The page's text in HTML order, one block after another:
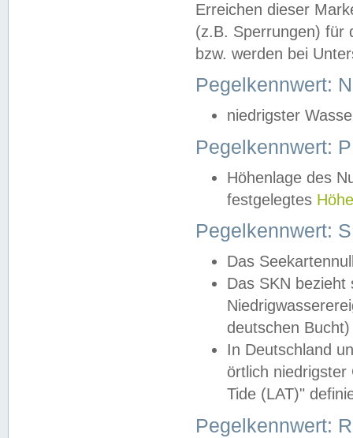
Erreichen dieser
(z.B. Sperrungen) für
bzw. werden bei
Pegelkennwert:
niedrigster
Pegelkennwert:
Höhenlage des
festgelegtes
Pegelkennwert:
Das
Das SKN
deutschen
In Deutschland
örtlich
Tide (LAT)"
Pegelkennwert: